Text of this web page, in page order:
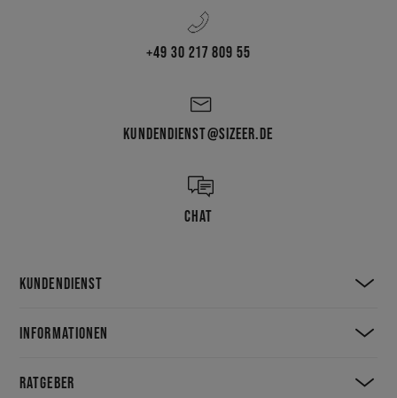
+49 30 217 809 55
KUNDENDIENST@SIZEER.DE
CHAT
KUNDENDIENST
INFORMATIONEN
RATGEBER